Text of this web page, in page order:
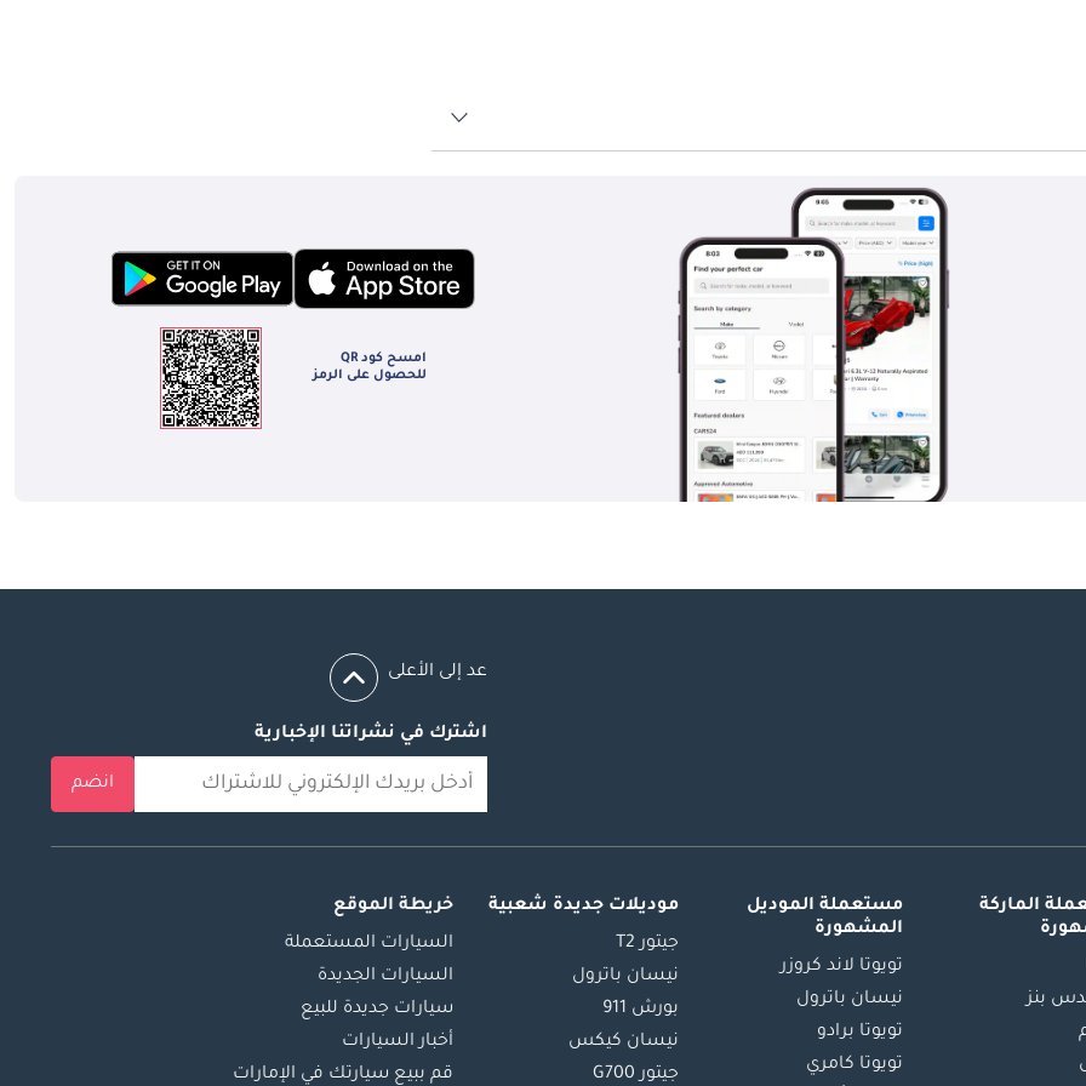
امسح كود QR
للحصول على الرمز
عد إلى الأعلى
اشترك في نشراتنا الإخبارية
انضم
الماركة
بنز
مستعملة الموديل
المشهورة
تويوتا لاند كروزر
نيسان باترول
تويوتا برادو
تويوتا كامري
موديلات جديدة شعبية
جيتور T2
نيسان باترول
بورش 911
نيسان كيكس
جيتور G700
خريطة الموقع
السيارات المستعملة
السيارات الجديدة
سيارات جديدة للبيع
أخبار السيارات
قم ببيع سيارتك في الإمارات